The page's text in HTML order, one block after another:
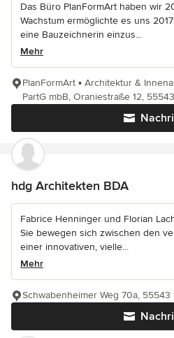
Das Büro PlanFormArt haben wir
Wachstum ermöglichte es uns
eine Bauzeichnerin einzus...
Mehr
PlanFormArt ▪ Architektur &
PartG mbB, Oraniestraße 12,
hdg Architekten BDA
Fabrice Henninger und Florian
Sie bewegen sich zwischen den
einer innovativen, vielle...
Mehr
Schwabenheimer Weg 70a, 55543